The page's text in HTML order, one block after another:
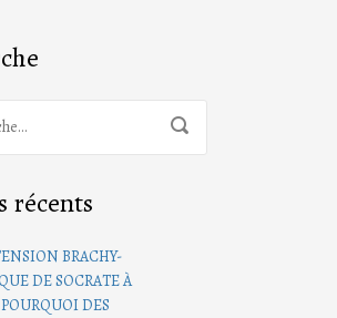
récents
BRACHY-
DE SOCRATE À
DES